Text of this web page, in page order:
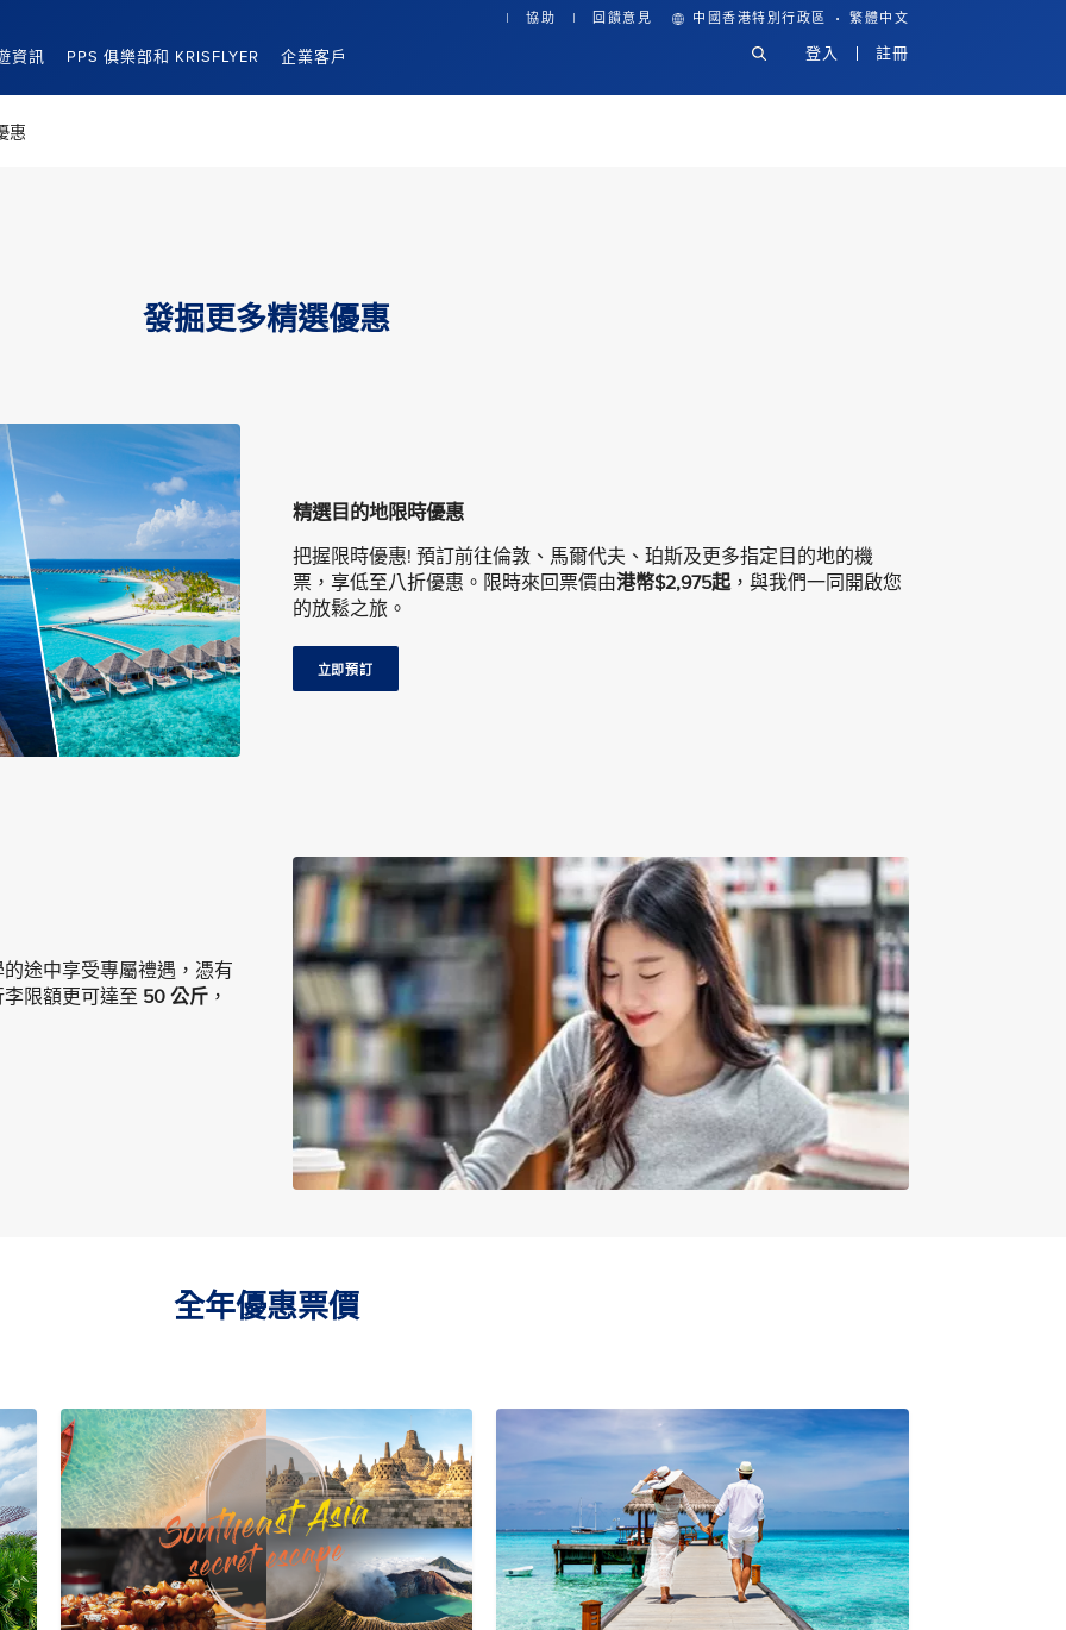
資訊 PPS 俱樂部和 KRISFLYER 企業客戶
協助 回饋意見 中國香港特別行政區 · 繁體中文
登入 註冊
惠
發掘更多精選優惠
精選目的地限時優惠
把握限時優惠! 預訂前往倫敦、馬爾代夫、珀斯及更多指定目的地的機
票，享低至八折優惠。限時來回票價由港幣$2,975起，與我們一同開啟您
的放鬆之旅。
立即預訂
途中享受專屬禮遇，憑有
限額更可達至 50 公斤 ，
全年優惠票價